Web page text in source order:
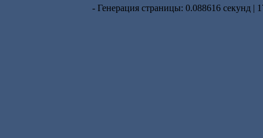
- Генерация страницы: 0.088616 секунд